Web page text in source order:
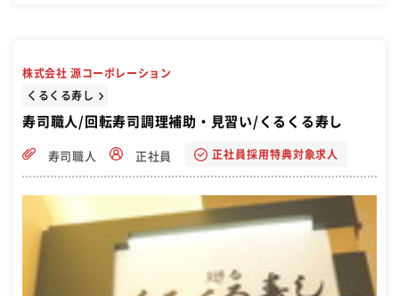
株式会社 源コーポレーション
くるくる寿し
寿司職人/回転寿司調理補助・見習い/くるくる寿し
寿司職人 正社員 正社員採用特典対象求人